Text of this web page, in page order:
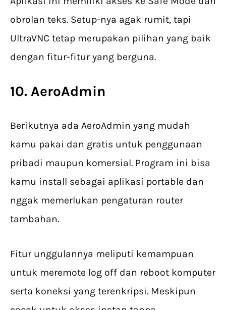
obrolan teks. Setup-nya agak rumit, tapi
UltraVNC tetap merupakan pilihan yang baik
dengan fitur-fitur yang berguna.
10. AeroAdmin
Berikutnya ada AeroAdmin yang mudah
kamu pakai dan gratis untuk penggunaan
pribadi maupun komersial. Program ini bisa
kamu install sebagai aplikasi portable dan
nggak memerlukan pengaturan router
tambahan.
Fitur unggulannya meliputi kemampuan
untuk meremote log off dan reboot komputer
serta koneksi yang terenkripsi. Meskipun